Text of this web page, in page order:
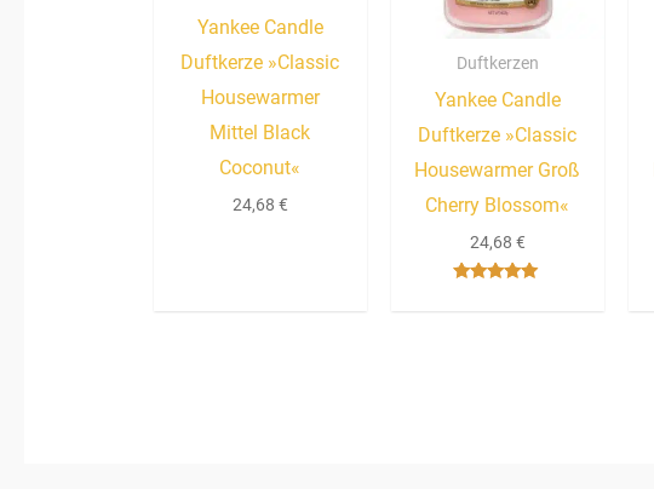
Yankee Candle
Duftkerze »Classic
Housewarmer
Mittel Black
Coconut«
24,68 €
Duftkerzen
Yankee Candle
Duftkerze »Classic
Housewarmer Groß
Cherry Blossom«
24,68 €